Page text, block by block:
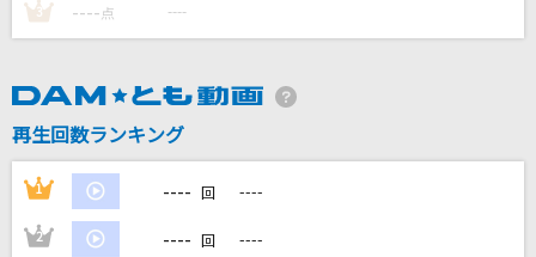
WaLL FloWeR
BUMP OF CHICKEN
3 ---- 点 ----
再生回数ランキング
1 ---- 回 ----
2 ---- 回 ----